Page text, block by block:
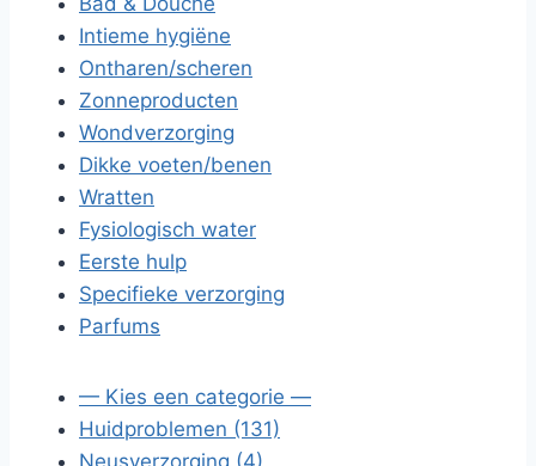
Intieme hygiëne
Ontharen/scheren
Zonneproducten
Wondverzorging
Dikke voeten/benen
Wratten
Fysiologisch water
Eerste hulp
Specifieke verzorging
Parfums
— Kies een categorie —
Huidproblemen (131)
Neusverzorging (4)